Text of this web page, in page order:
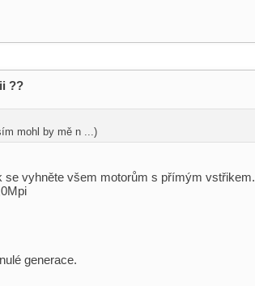
??
mohl by mě n ...)
se vyhněte všem motorům s přímým vstřikem.
generace.